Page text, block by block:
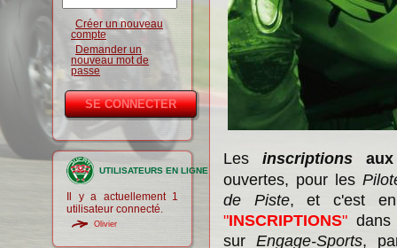
Créer un nouveau
compte
Demander un
nouveau mot de
passe
UTILISATEURS EN LIGNE
Il y a actuellement 1
utilisateur connecté.
Olivier
Lesinscriptions
ouvertes, pour les
de Piste, et c'est
"INSCRIPTIONS"
sur Engage-Sports,